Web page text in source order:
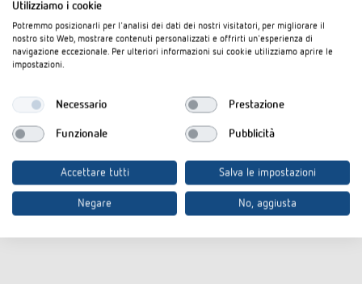
Utilizziamo i cookie
Potremmo posizionarli per l'analisi dei dati dei nostri visitatori, per migliorare il
nostro sito Web, mostrare contenuti personalizzati e offrirti un'esperienza di
navigazione eccezionale. Per ulteriori informazioni sui cookie utilizziamo aprire le
impostazioni.
Necessario Prestazione
Funzionale Pubblicità
Accettare tutti Salva le impostazioni
Negare No, aggiusta